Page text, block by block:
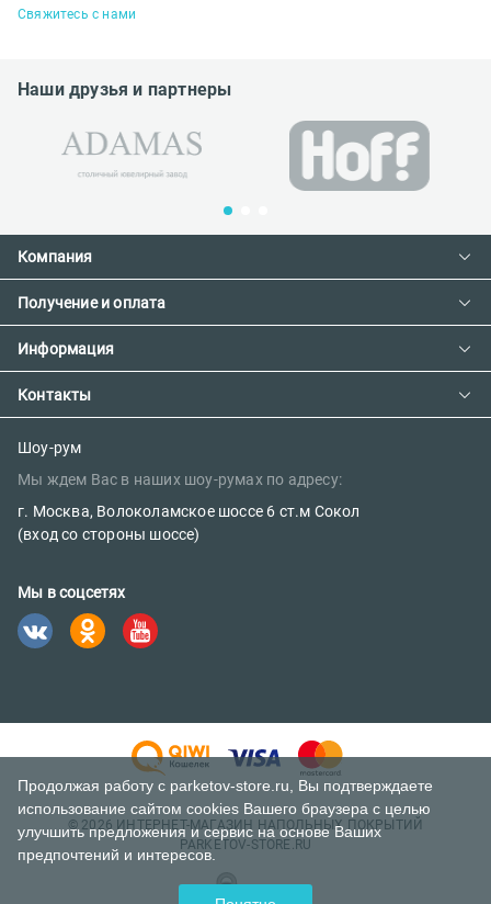
Свяжитесь с нами
Наши друзья и партнеры
Компания
Контакты
О компании
Сотрудничество
Наш блог
Получение и оплата
Доставка и оплата
Предзаказ товара с фабрики
Информация
Как сделать заказ
Политика конфиденциальности
Контакты
E-mail:
sales@parketov-store.ru
Телефоны:
Шоу-рум
Мы ждем Вас в наших шоу-румах по адресу:
г. Москва, Волоколамское шоссе 6 ст.м Сокол
(вход со стороны шоссе)
Мы в соцсетях
© 2026 ИНТЕРНЕТ-МАГАЗИН НАПОЛЬНЫХ ПОКРЫТИЙ
PARKETOV-STORE.RU
Продолжая работу с parketov-store.ru, Вы подтверждаете
использование сайтом cookies Вашего браузера с целью
улучшить предложения и сервис на основе Ваших
предпочтений и интересов.